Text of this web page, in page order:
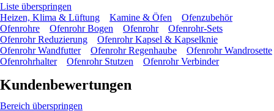
Liste überspringen
Heizen, Klima & Lüftung
Kamine & Öfen
Ofenzubehör
Ofenrohre
Ofenrohr Bogen Ofenrohr
Ofenrohr-Sets
Ofenrohr Reduzierung
Ofenrohr Kapsel & Kapselknie
Ofenrohr Wandfutter
Ofenrohr Regenhaube
Ofenrohr Wandrosette
Ofenrohrhalter
Ofenrohr Stutzen Ofenrohr Verbinder
Kundenbewertungen
Bereich überspringen